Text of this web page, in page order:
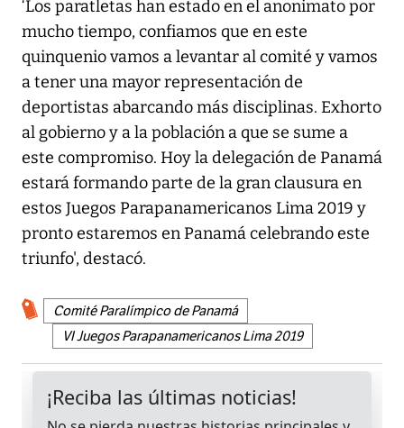
‘Los paratletas han estado en el anonimato por
mucho tiempo, confiamos que en este
quinquenio vamos a levantar al comité y vamos
a tener una mayor representación de
deportistas abarcando más disciplinas. Exhorto
al gobierno y a la población a que se sume a
este compromiso. Hoy la delegación de Panamá
estará formando parte de la gran clausura en
estos Juegos Parapanamericanos Lima 2019 y
pronto estaremos en Panamá celebrando este
triunfo', destacó.
Comité Paralímpico de Panamá
VI Juegos Parapanamericanos Lima 2019